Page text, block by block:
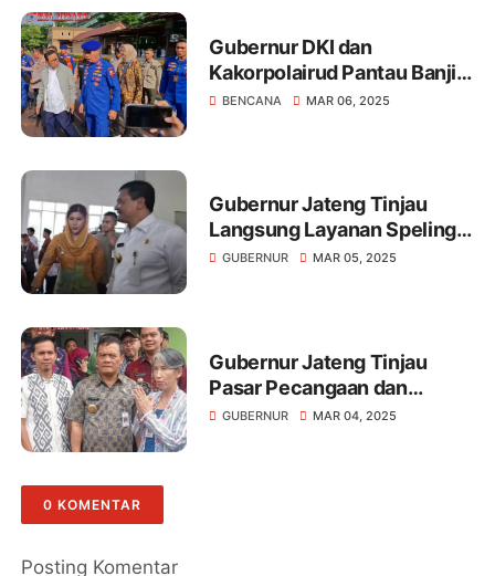
Gubernur DKI dan
Kakorpolairud Pantau Banjir
dari Udara: Tinjau Langsung
Prioritaskan Keselamatan
Warga
BENCANA MAR 06, 2025
Gubernur Jateng Tinjau
Langsung Layanan Speling
di Kudus: Wujud Komitmen
Jangkau Pelosok
GUBERNUR MAR 05, 2025
Gubernur Jateng Tinjau
Pasar Pecangaan dan
Luncurkan Program
GUBERNUR MAR 04, 2025
0 KOMENTAR
Posting Komentar